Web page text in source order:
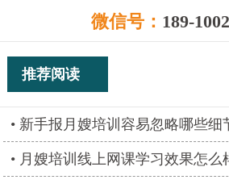
微信号： 189-
推荐阅读
新手报月嫂培训容易忽略哪些细
月嫂培训线上网课学习效果怎么